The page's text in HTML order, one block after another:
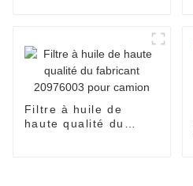
Filtre à huile de
haute qualité du